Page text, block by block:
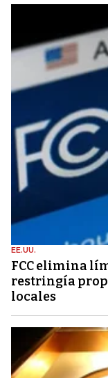
EE.UU.
FCC elimina
restringía
locales